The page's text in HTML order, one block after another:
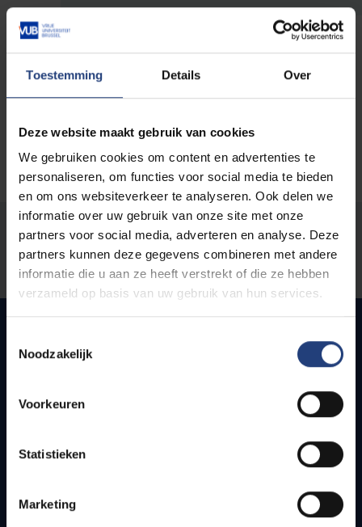
Toestemming Details Over
Deze website maakt gebruik van cookies
We gebruiken cookies om content en advertenties te
personaliseren, om functies voor social media te bieden
en om ons websiteverkeer te analyseren. Ook delen we
informatie over uw gebruik van onze site met onze
partners voor social media, adverteren en analyse. Deze
partners kunnen deze gegevens combineren met andere
informatie die u aan ze heeft verstrekt of die ze hebben
verzameld op basis van uw gebruik van hun services.
Noodzakelijk
Voorkeuren
Statistieken
Marketing
Was there an error on this page?
Quick links
Webmail
How to get to the VUB campuses
Campus facilities